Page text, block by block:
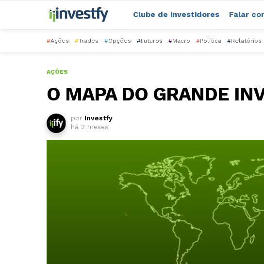
Clube de investidores Falar
#Ações #Trades #Opções #Futuros #Macro #Política #Relatórios
AÇÕES
O MAPA DO GRANDE
por Investfy
há 2 meses